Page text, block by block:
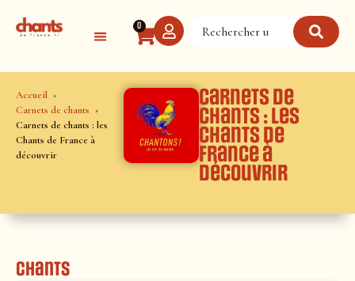
0
Accueil
Carnets de chants
Carnets de chants : les
Chants de France à
découvrir
Carnets de
chants : les
Chants de
France à
découvrir
Chants